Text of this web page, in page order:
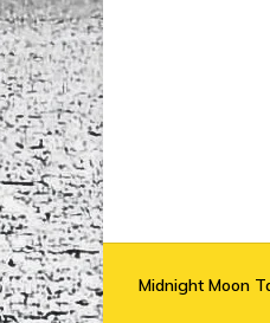
Midnight Moon